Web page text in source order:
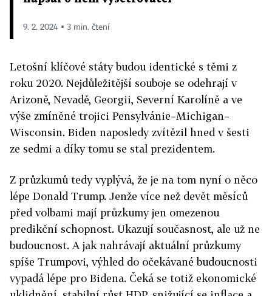
9. 2. 2024 ▪ 3 min. čtení
Letošní klíčové státy budou identické s těmi z
roku 2020. Nejdůležitější souboje se odehrají v
Arizoně, Nevadě, Georgii, Severní Karolíně a ve
výše zmíněné trojici Pensylvánie–Michigan–
Wisconsin. Biden naposledy zvítězil hned v šesti
ze sedmi a díky tomu se stal prezidentem.
Z průzkumů tedy vyplývá, že je na tom nyní o něco
lépe Donald Trump. Jenže více než devět měsíců
před volbami mají průzkumy jen omezenou
predikční schopnost. Ukazují současnost, ale už ne
budoucnost. A jak nahrávají aktuální průzkumy
spíše Trumpovi, výhled do očekávané budoucnosti
vypadá lépe pro Bidena. Čeká se totiž ekonomické